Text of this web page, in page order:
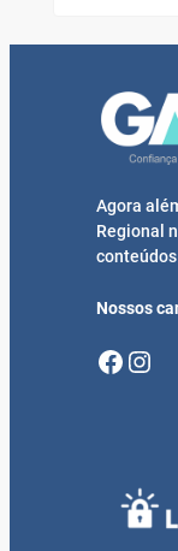
Agora
Regional
Nossos
Facebook Instagram